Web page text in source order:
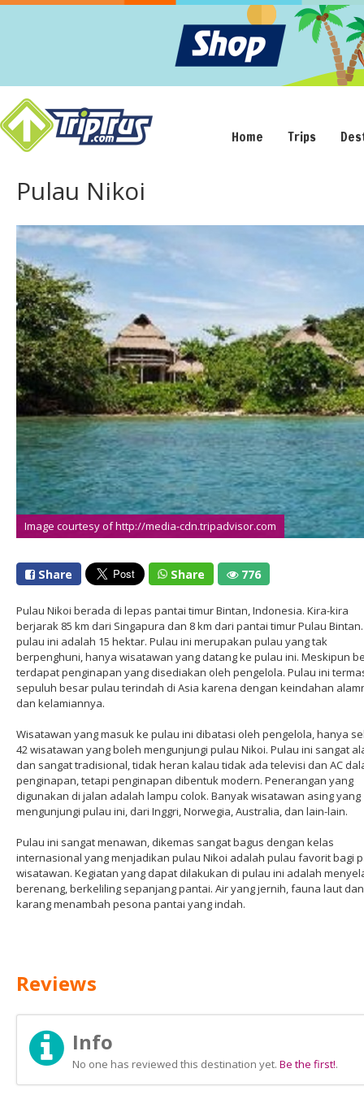
Home Trips
Pulau Nikoi
Image courtesy of http://media-cdn.tripadvisor.com
Share Share 776
Pulau Nikoi berada di lepas pantai timur Bintan, Indonesia. Kira-kira
berjarak 85 km dari Singapura dan 8 km dari pantai timur Pulau
pulau ini adalah 15 hektar. Pulau ini merupakan pulau yang tak
berpenghuni, hanya wisatawan yang datang ke pulau ini. Meskipun
terdapat penginapan yang disediakan oleh pengelola. Pulau ini
sepuluh besar pulau terindah di Asia karena dengan keindahan
dan kelamiannya.
Wisatawan yang masuk ke pulau ini dibatasi oleh pengelola, hanya
42 wisatawan yang boleh mengunjungi pulau Nikoi. Pulau ini sangat
dan sangat tradisional, tidak heran kalau tidak ada televisi dan AC
penginapan, tetapi penginapan dibentuk modern. Penerangan yang
digunakan di jalan adalah lampu colok. Banyak wisatawan asing yang
mengunjungi pulau ini, dari Inggri, Norwegia, Australia, dan lain-lain.
Pulau ini sangat menawan, dikemas sangat bagus dengan kelas
internasional yang menjadikan pulau Nikoi adalah pulau favorit bagi
wisatawan. Kegiatan yang dapat dilakukan di pulau ini adalah
berenang, berkeliling sepanjang pantai. Air yang jernih, fauna laut
karang menambah pesona pantai yang indah.
Reviews
Info
No one has reviewed this destination yet. Be the first!.